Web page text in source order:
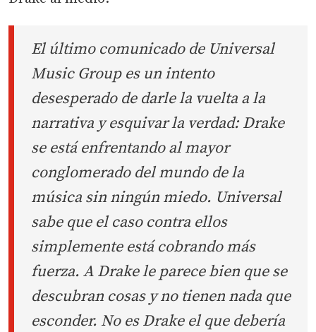
El último comunicado de Universal
Music Group es un intento
desesperado de darle la vuelta a la
narrativa y esquivar la verdad: Drake
se está enfrentando al mayor
conglomerado del mundo de la
música sin ningún miedo. Universal
sabe que el caso contra ellos
simplemente está cobrando más
fuerza. A Drake le parece bien que se
descubran cosas y no tienen nada que
esconder. No es Drake el que debería